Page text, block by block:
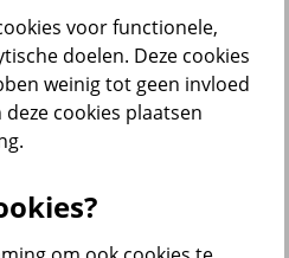
voor functionele,
doelen. Deze cookies
weinig tot geen invloed
cookies plaatsen